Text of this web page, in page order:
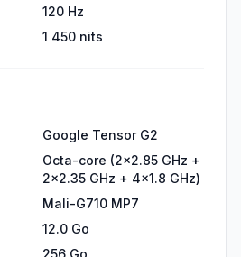
120 Hz
1 450 nits
Google Tensor G2
Octa-core (2x2.85 GHz +
2x2.35 GHz + 4x1.8 GHz)
Mali-G710 MP7
12.0 Go
256 Go